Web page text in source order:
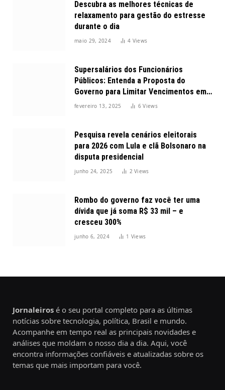
Descubra as melhores técnicas de
relaxamento para gestão do estresse
durante o dia
maio 29, 2024 4 Views
Supersalários dos Funcionários
Públicos: Entenda a Proposta do
Governo para Limitar Vencimentos em
2025
fevereiro 13, 2025 6Views
Pesquisa revela cenários eleitorais
para 2026 com Lula e clã Bolsonaro na
disputa presidencial
junho 24, 2025 2Views
Rombo do governo faz você ter uma
dívida que já soma R$ 33 mil – e
cresceu 300%
junho 6, 2024 1 Views
Jornaleiros é o seu portal completo para as últimas
notícias sobre tecnologia, política, Brasil e mundo.
Acompanhe em tempo real as principais novidades e
análises que moldam o nosso dia a dia. Aqui, você
encontra informações confiáveis e atualizadas sobre os
temas que mais importam para você.